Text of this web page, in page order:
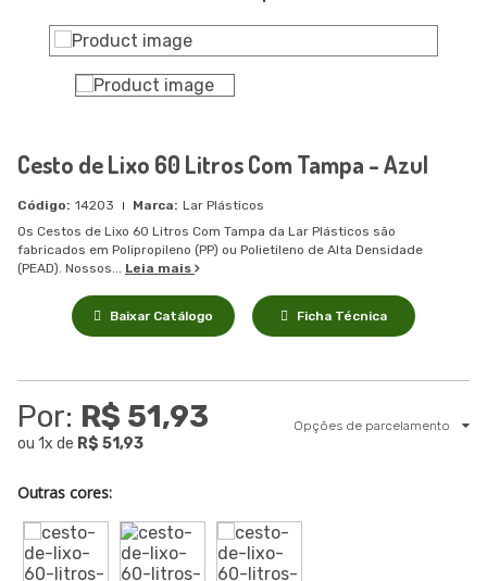
Cesto de Lixo 60 Litros Com Tampa - Azul
14203
Lar Plásticos
Os Cestos de Lixo 60 Litros Com Tampa da Lar Plásticos são
fabricados em Polipropileno (PP) ou Polietileno de Alta Densidade
(PEAD). Nossos... Leia mais
Baixar Catálogo Ficha Técnica
Por: R$ 51,93
ou 1x de R$ 51,93
Opções de parcelamento
Outras cores: